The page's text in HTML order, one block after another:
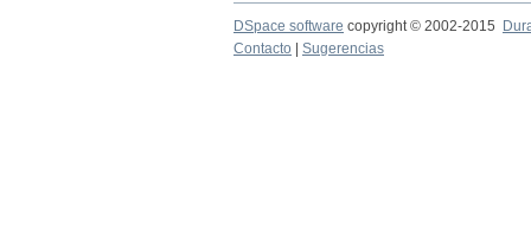
DSpace software copyright © 2002-2015
Contacto
Sugerencias